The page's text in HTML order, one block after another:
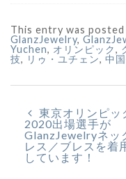
This entry was posted
GlanzJewelry,
Yuchen, オリンピック,
技, リゥ・ユチェン, 中
東京オリンピッ
2020出場選手が
GlanzJewelryネッ
レス／ブレスを着
しています！